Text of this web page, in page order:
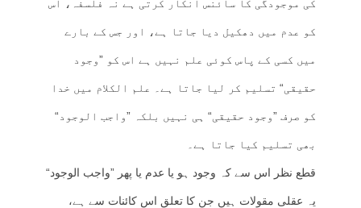
کی موجودگی کا سائنس انکار کرتی ہے نہ فلسفہ، اس
کو عدم میں دھکیل دیا جاتا ہے، اور جس کے بارے
میں کسی کے پاس کوئی علم نہیں ہے اس کو ”وجود
حقیقی“ تسلیم کر لیا جاتا ہے۔ علم الکلام میں خدا
کو صرف ”وجود حقیقی“ ہی نہیں بلکہ ”واجب الوجود“
بھی تسلیم کیا جاتا ہے۔
قطع نظر اس سے کہ وجود ہو یا عدم یا پھر ”واجب الوجود“
یہ عقلی مقولات ہیں جن کا تعلق اس کائنات سے ہے،